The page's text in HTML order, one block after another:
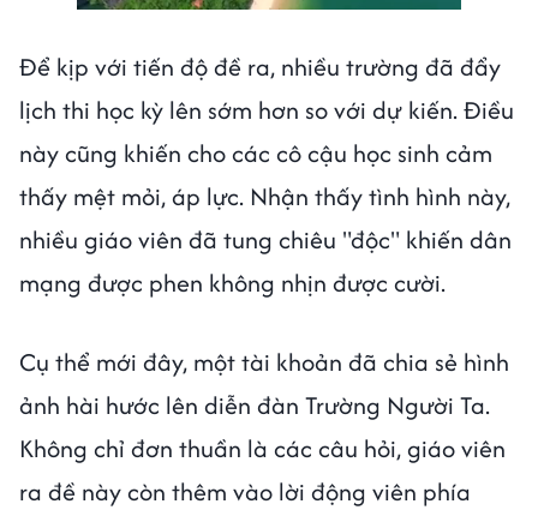
Để kịp với tiến độ đề ra, nhiều trường đã đẩy
lịch thi học kỳ lên sớm hơn so với dự kiến. Điều
này cũng khiến cho các cô cậu học sinh cảm
thấy mệt mỏi, áp lực. Nhận thấy tình hình này,
nhiều giáo viên đã tung chiêu "độc" khiến dân
mạng được phen không nhịn được cười.
Cụ thể mới đây, một tài khoản đã chia sẻ hình
ảnh hài hước lên diễn đàn Trường Người Ta.
Không chỉ đơn thuần là các câu hỏi, giáo viên
ra đề này còn thêm vào lời động viên phía